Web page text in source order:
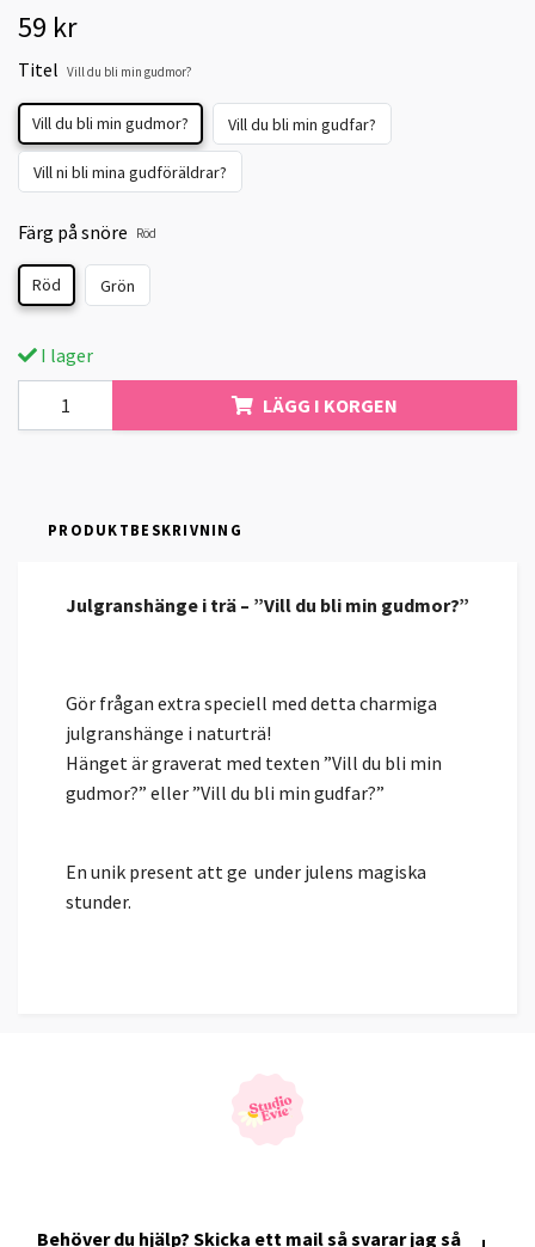
59 kr
Titel Vill du bli min gudmor?
Vill du bli min gudmor? Vill du bli min gudfar?
Vill ni bli mina gudföräldrar?
Färg på snöre Röd
Röd Grön
I lager
LÄGG I KORGEN
PRODUKTBESKRIVNING
Julgranshänge i trä – ”Vill du bli min gudmor?”
Gör frågan extra speciell med detta charmiga
julgranshänge i naturträ!
Hänget är graverat med texten ”Vill du bli min
gudmor?” eller ”Vill du bli min gudfar?”
En unik present att ge under julens magiska
stunder.
Behöver du hjälp? Skicka ett mail så svarar jag så